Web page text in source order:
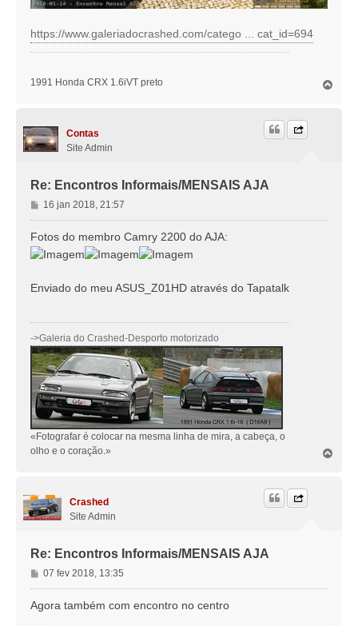
https://www.galeriadocrashed.com/catego ... cat_id=694
1991 Honda CRX 1.6iVT preto
Contas
Site Admin
Re: Encontros Informais/MENSAIS AJA
M
e
n
s
a
e
16 jan 2018, 21:57
Fotos do membro Camry 2200 do AJA:
Enviado do meu ASUS_Z01HD através do Tapatalk
->Galeria do Crashed-Desporto motorizado
«Fotografar é colocar na mesma linha de mira, a cabeça, o
olho e o coração.»
Crashed
Site Admin
Re: Encontros Informais/MENSAIS AJA
M
e
s
07 fev 2018, 13:35
Agora também com encontro no centro